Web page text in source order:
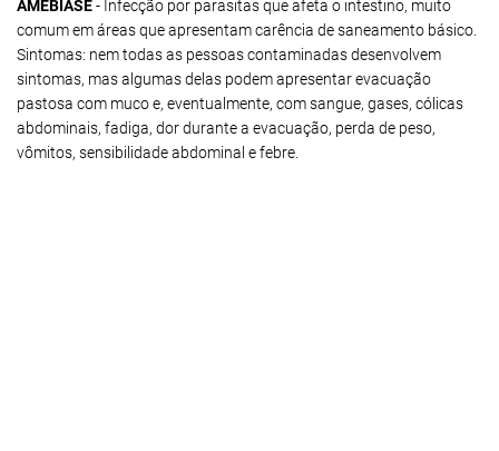
AMEBÍASE- Infecção por parasitas que afeta o intestino, muito
comum em áreas que apresentam carência de saneamento básico.
Sintomas: nem todas as pessoas contaminadas desenvolvem
sintomas, mas algumas delas podem apresentar evacuação
pastosa com muco e, eventualmente, com sangue, gases, cólicas
abdominais, fadiga, dor durante a evacuação, perda de peso,
vômitos, sensibilidade abdominal e febre.